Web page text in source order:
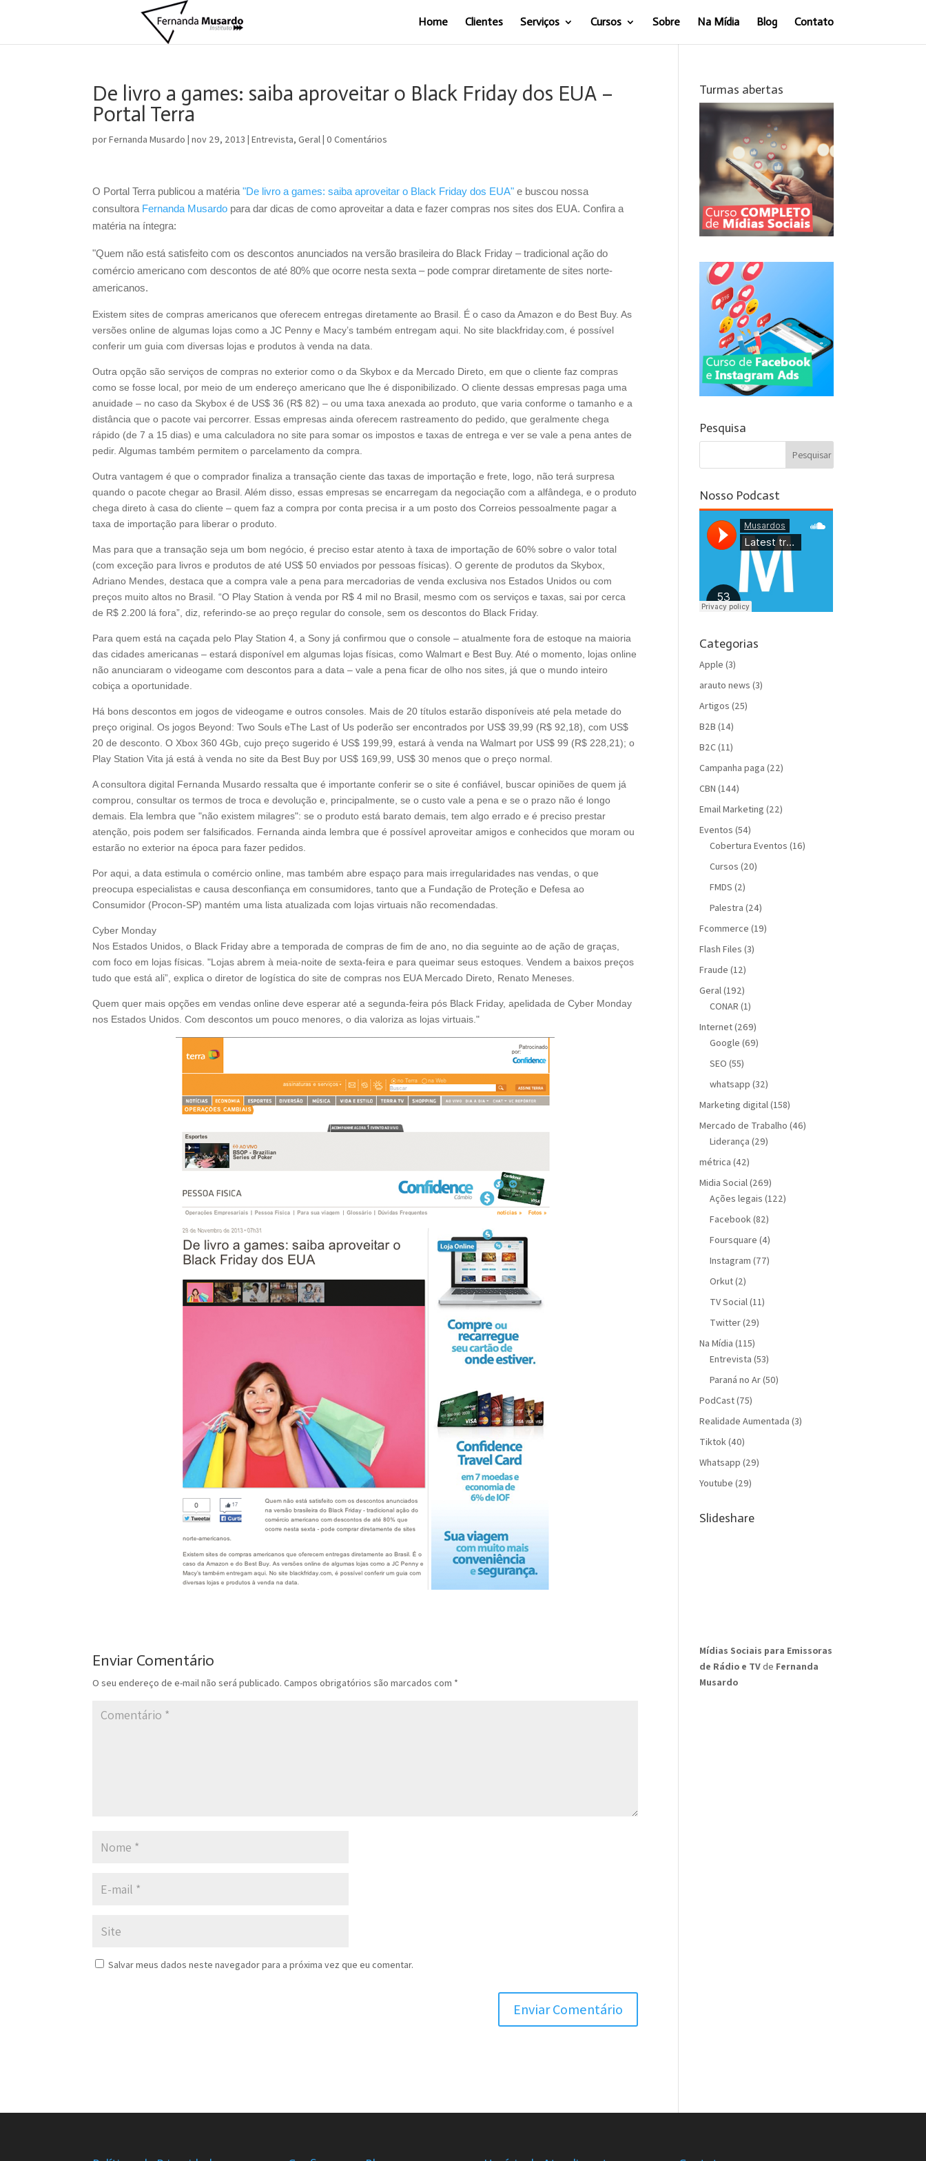
Home Clientes Serviços Cursos Sobre Na Mídia Blog Contato
De livro a games: saiba aproveitar o Black Friday dos EUA –
Portal Terra
porFernanda Musardo |nov 29, 2013 |Entrevista,Geral|0 Comentários
O Portal Terra publicou a matéria"De livro a games: saiba aproveitar o Black Friday dos EUA" e buscou nossa
consultora Fernanda Musardo para dar dicas de como aproveitar a data e fazer compras nos sites dos EUA. Confira a
matéria na íntegra:
"Quem não está satisfeito com os descontos anunciados na versão brasileira do Black Friday – tradicional ação do
comércio americano com descontos de até 80% que ocorre nesta sexta – pode comprar diretamente de sites norte-
americanos.
Existem sites de compras americanos que oferecem entregas diretamente ao Brasil. É o caso da Amazon e do Best Buy. As
versões online de algumas lojas como a JC Penny e Macy’s também entregam aqui. No site blackfriday.com, é possível
conferir um guia com diversas lojas e produtos à venda na data.
Outra opção são serviços de compras no exterior como o da Skybox e da Mercado Direto, em que o cliente faz compras
como se fosse local, por meio de um endereço americano que lhe é disponibilizado. O cliente dessas empresas paga uma
anuidade – no caso da Skybox é de US$ 36 (R$ 82) – ou uma taxa anexada ao produto, que varia conforme o tamanho e a
distância que o pacote vai percorrer. Essas empresas ainda oferecem rastreamento do pedido, que geralmente chega
rápido (de 7 a 15 dias) e uma calculadora no site para somar os impostos e taxas de entrega e ver se vale a pena antes de
pedir. Algumas também permitem o parcelamento da compra.
Outra vantagem é que o comprador finaliza a transação ciente das taxas de importação e frete, logo, não terá surpresa
quando o pacote chegar ao Brasil. Além disso, essas empresas se encarregam da negociação com a alfândega, e o produto
chega direto à casa do cliente – quem faz a compra por conta precisa ir a um posto dos Correios pessoalmente pagar a
taxa de importação para liberar o produto.
Mas para que a transação seja um bom negócio, é preciso estar atento à taxa de importação de 60% sobre o valor total
(com exceção para livros e produtos de até US$ 50 enviados por pessoas físicas). O gerente de produtos da Skybox,
Adriano Mendes, destaca que a compra vale a pena para mercadorias de venda exclusiva nos Estados Unidos ou com
preços muito altos no Brasil. “O Play Station à venda por R$ 4 mil no Brasil, mesmo com os serviços e taxas, sai por cerca
de R$ 2.200 lá fora”, diz, referindo-se ao preço regular do console, sem os descontos do Black Friday.
Para quem está na caçada pelo Play Station 4, a Sony já confirmou que o console – atualmente fora de estoque na maioria
das cidades americanas – estará disponível em algumas lojas físicas, como Walmart e Best Buy. Até o momento, lojas online
não anunciaram o videogame com descontos para a data – vale a pena ficar de olho nos sites, já que o mundo inteiro
cobiça a oportunidade.
Há bons descontos em jogos de videogame e outros consoles. Mais de 20 títulos estarão disponíveis até pela metade do
preço original. Os jogos Beyond: Two Souls eThe Last of Us poderão ser encontrados por US$ 39,99 (R$ 92,18), com US$
20 de desconto. O Xbox 360 4Gb, cujo preço sugerido é US$ 199,99, estará à venda na Walmart por US$ 99 (R$ 228,21); o
Play Station Vita já está à venda no site da Best Buy por US$ 169,99, US$ 30 menos que o preço normal.
A consultora digital Fernanda Musardo ressalta que é importante conferir se o site é confiável, buscar opiniões de quem já
comprou, consultar os termos de troca e devolução e, principalmente, se o custo vale a pena e se o prazo não é longo
demais. Ela lembra que "não existem milagres": se o produto está barato demais, tem algo errado e é preciso prestar
atenção, pois podem ser falsificados. Fernanda ainda lembra que é possível aproveitar amigos e conhecidos que moram ou
estarão no exterior na época para fazer pedidos.
Por aqui, a data estimula o comércio online, mas também abre espaço para mais irregularidades nas vendas, o que
preocupa especialistas e causa desconfiança em consumidores, tanto que a Fundação de Proteção e Defesa ao
Consumidor (Procon-SP) mantém uma lista atualizada com lojas virtuais não recomendadas.
Cyber Monday
Nos Estados Unidos, o Black Friday abre a temporada de compras de fim de ano, no dia seguinte ao de ação de graças,
com foco em lojas físicas. "Lojas abrem à meia-noite de sexta-feira e para queimar seus estoques. Vendem a baixos preços
tudo que está ali”, explica o diretor de logística do site de compras nos EUA Mercado Direto, Renato Meneses.
Quem quer mais opções em vendas online deve esperar até a segunda-feira pós Black Friday, apelidada de Cyber Monday
nos Estados Unidos. Com descontos um pouco menores, o dia valoriza as lojas virtuais."
Enviar Comentário
O seu endereço de e-mail não será publicado. Campos obrigatórios são marcados com *
Salvar meus dados neste navegador para a próxima vez que eu comentar.
Turmas abertas
Pesquisa
Nosso Podcast
Categorias
Apple (3)
arauto news (3)
Artigos (25)
B2B (14)
B2C(11)
Campanha paga (22)
CBN (144)
Email Marketing (22)
Eventos (54)
Cobertura Eventos (16)
Cursos (20)
FMDS (2)
Palestra (24)
Fcommerce (19)
Flash Files (3)
Fraude (12)
Geral(192)
CONAR (1)
Internet(269)
Google (69)
SEO (55)
whatsapp (32)
Marketing digital(158)
Mercado de Trabalho (46)
Liderança (29)
métrica (42)
Midia Social(269)
Ações legais (122)
Facebook(82)
Foursquare (4)
Instagram (77)
Orkut(2)
TV Social(11)
Twitter(29)
Na Mídia (115)
Entrevista (53)
Paraná no Ar(50)
PodCast(75)
Realidade Aumentada (3)
Tiktok(40)
Whatsapp (29)
Youtube (29)
Slideshare
Mídias Sociais para Emissoras
de Rádio e TVde Fernanda
Musardo